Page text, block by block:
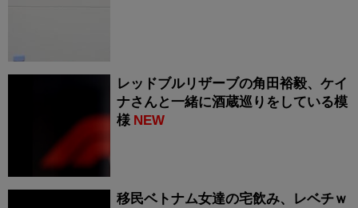
レッドブルリザーブの角田裕毅、ケイ
ナさんと一緒に酒蔵巡りをしている模
様 NEW
移民ベトナム女達の宅飲み、レベチｗ